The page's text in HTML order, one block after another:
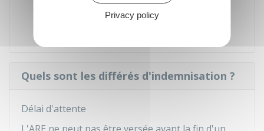
conduit à diminuer le montant net de
l'ARE en dessous du Smic journalier.
Quels sont les différés d'indemnisation ?
Délai d'attente
Privacy policy